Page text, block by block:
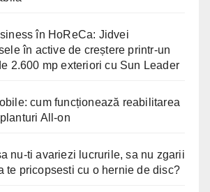
în HoReCa: Jidvei
în active de creștere printr-un
2.600 mp exteriori cu Sun Leader
cum funcționează reabilitarea
All-on
nu-ti avariezi lucrurile, sa nu zgarii
te pricopsesti cu o hernie de disc?